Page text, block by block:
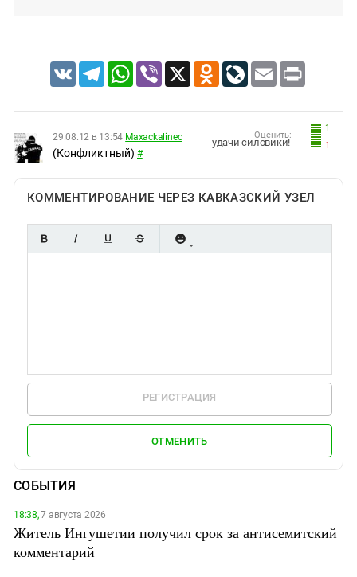
VK TelegramWhatsApp
Viber X Odnoklassniki
LiveJournal
Email Print
1
1
Оценить:
29.08.12 в 13:54 Maxackalinec
(Конфликтный) #
удачи силовики!
КОММЕНТИРОВАНИЕ ЧЕРЕЗ КАВКАЗСКИЙ УЗЕЛ
РЕГИСТРАЦИЯ
ОТМЕНИТЬ
СОБЫТИЯ
18:38,7 августа 2026
Житель Ингушетии получил срок за антисемитский
комментарий